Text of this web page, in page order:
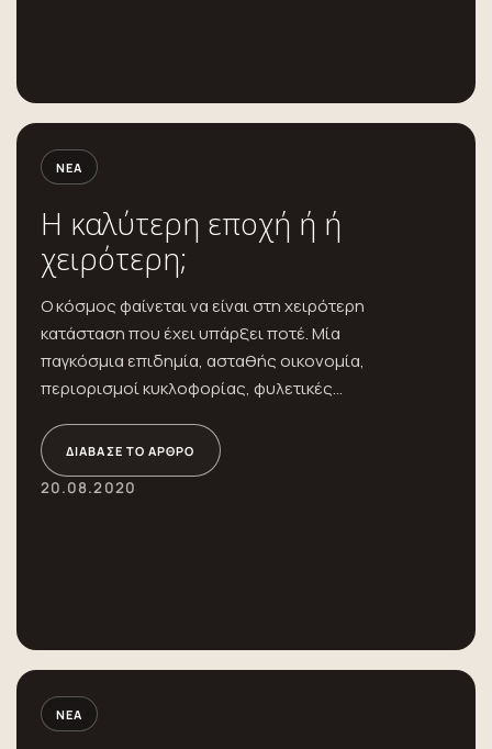
ΝΈΑ
Η καλύτερη εποχή ή ή
χειρότερη;
Ο κόσμος φαίνεται να είναι στη χειρότερη
κατάσταση που έχει υπάρξει ποτέ. Μία
παγκόσμια επιδημία, ασταθής οικονομία,
περιορισμοί κυκλοφορίας, φυλετικές
ΔΙΆΒΑΣΕ ΤΟ ΆΡΘΡΟ
20.08.2020
ΝΈΑ